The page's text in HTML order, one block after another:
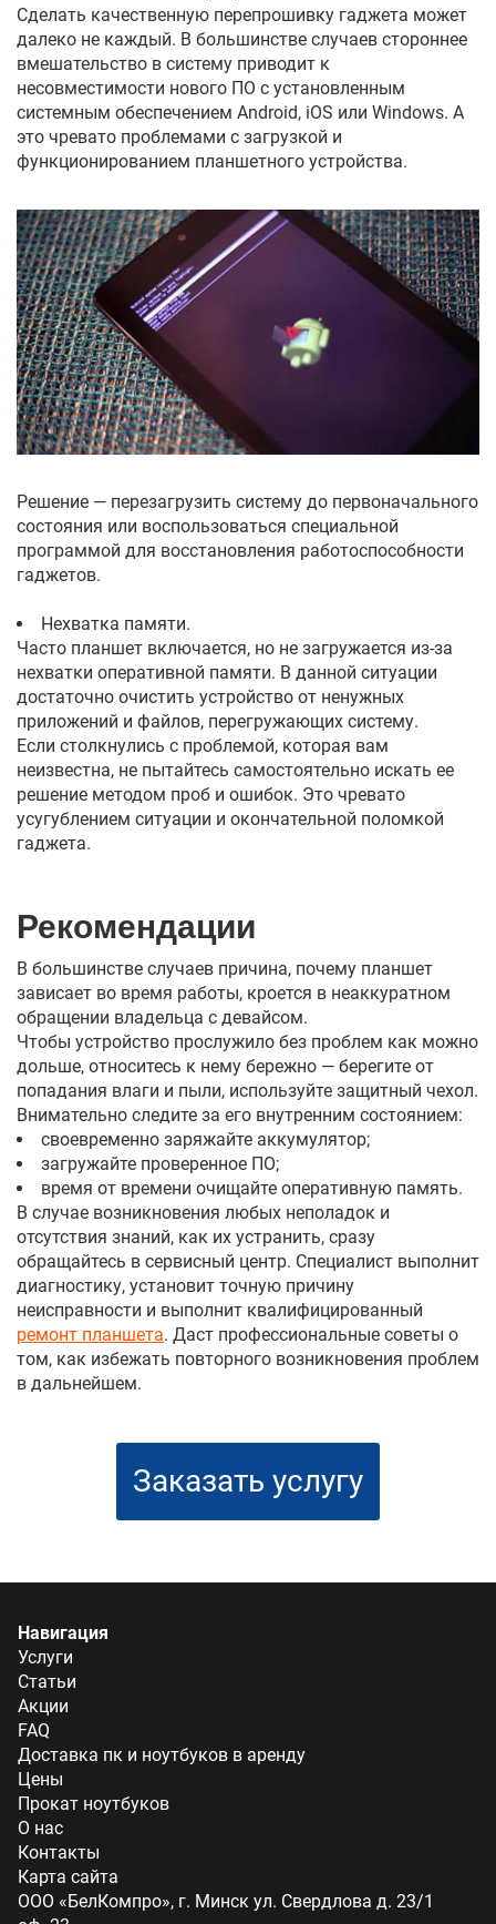
Сделать качественную перепрошивку гаджета может
далеко не каждый. В большинстве случаев стороннее
вмешательство в систему приводит к
несовместимости нового ПО с установленным
системным обеспечением Andrоid, iОS или Windоws. А
это чревато проблемами с загрузкой и
функционированием планшетного устройства.
Решение — перезагрузить систему до первоначального
состояния или воспользоваться специальной
программой для восстановления работоспособности
гаджетов.
Нехватка памяти.
Часто планшет включается, но не загружается из-за
нехватки оперативной памяти. В данной ситуации
достаточно очистить устройство от ненужных
приложений и файлов, перегружающих систему.
Если столкнулись с проблемой, которая вам
неизвестна, не пытайтесь самостоятельно искать ее
решение методом проб и ошибок. Это чревато
усугублением ситуации и окончательной поломкой
гаджета.
Рекомендации
В большинстве случаев причина, почему планшет
зависает во время работы, кроется в неаккуратном
обращении владельца с девайсом.
Чтобы устройство прослужило без проблем как можно
дольше, относитесь к нему бережно — берегите от
попадания влаги и пыли, используйте защитный чехол.
Внимательно следите за его внутренним состоянием:
своевременно заряжайте аккумулятор;
загружайте проверенное ПО;
время от времени очищайте оперативную память.
В случае возникновения любых неполадок и
отсутствия знаний, как их устранить, сразу
обращайтесь в сервисный центр. Специалист выполнит
диагностику, установит точную причину
неисправности и выполнит квалифицированный
ремонт планшета. Даст профессиональные советы о
том, как избежать повторного возникновения проблем
в дальнейшем.
Заказать услугу
ООО «БелКомпро», г. Минск ул. Свердлова д. 23/1
Навигация
Услуги
Статьи
Акции
FAQ
Доставка пк и ноутбуков в аренду
Цены
Прокат ноутбуков
О нас
Контакты
Карта сайта